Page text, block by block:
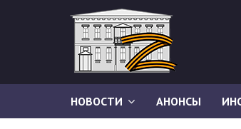
НОВОСТИ АНОНСЫ